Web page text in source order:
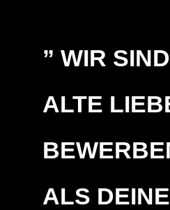
” WIR
ALTE
ALS